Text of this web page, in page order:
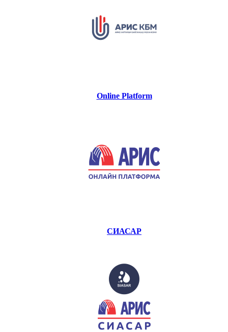
Online Platform
СИАСАР